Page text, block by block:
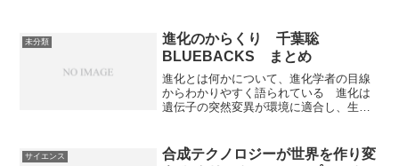
も、本書でデジタルとアナログの違いを
知ることができる。
未分類
進化のからくり 千葉聡
BLUEBACKS まとめ
進化とは何かについて、進化学者の目線
からわかりやすく語られている 進化は
遺伝子の突然変異が環境に適合し、生存
不利は常に変化する そのため本質的な
サイエンス
合成テクノロジーが世界を作り変